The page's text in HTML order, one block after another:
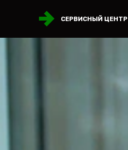
СЕРВИСНЫЙ ЦЕНТР